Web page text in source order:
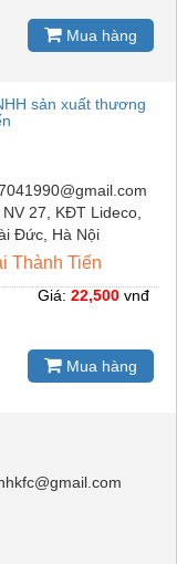
Mua hàng
sản xuất thương
27, KĐT Lideco,
Đức, Hà Nội
Thành Tiến
Giá: 22,500 vnđ
Mua hàng